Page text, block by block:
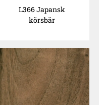
L366 Japansk
körsbär